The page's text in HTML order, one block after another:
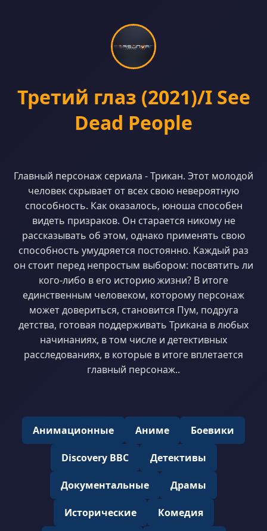
Третий глаз (2021)/I See
Dead People
Главный персонаж сериала - Трикан. Этот молодой
человек скрывает от всех свою невероятную
способность. Как оказалось, юноша способен
видеть призраков. Он старается никому не
рассказывать об этом, однако применять свою
способность умудряется постоянно. Каждый раз
он стоит перед непростым выбором: посвятить ли
кого-либо в его историю жизни? В итоге
единственным человеком, которому персонаж
может довериться, становится Пум, подруга
детства, готовая поддерживать Трикана в любых
начинаниях, в том числе и детективных
расследованиях, в которые в итоге вплетается
главный персонаж..
Анимационные Аниме Боевики
Discovery BBC Детективы
Документальные Драмы
Исторические Комедия